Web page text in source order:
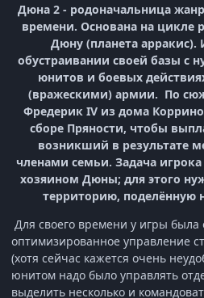
Дюна 2 - родоначальница
времени. Основана на цикле
Дюну (планета арракис).
обустраивании своей базы с
юнитов и боевых
(вражескими) армии. По
Фредерик IV из дома
сборе Пряности, чтобы
возникший в результате
членами семьи. Задача
хозяином Дюны; для этого
территорию, поделённую
Для своего времени у игры была
оптимизированное управление
(хотя сейчас кажется очень
юнитом надо было управлять
выделить несколько и